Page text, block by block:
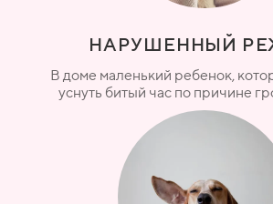
НАРУШЕННЫЙ
В доме маленький ребенок,
уснуть битый час по причине